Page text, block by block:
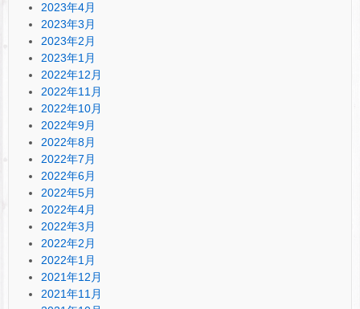
2023年4月
2023年3月
2023年2月
2023年1月
2022年12月
2022年11月
2022年10月
2022年9月
2022年8月
2022年7月
2022年6月
2022年5月
2022年4月
2022年3月
2022年2月
2022年1月
2021年12月
2021年11月